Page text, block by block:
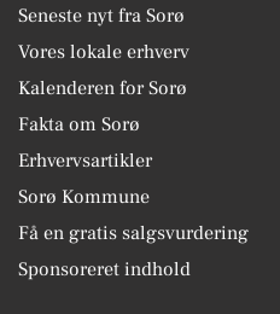
Seneste nyt fra Sorø
Vores lokale erhverv
Kalenderen for Sorø
Fakta om Sorø
Erhvervsartikler
Sorø Kommune
Få en gratis salgsvurdering
Sponsoreret indhold